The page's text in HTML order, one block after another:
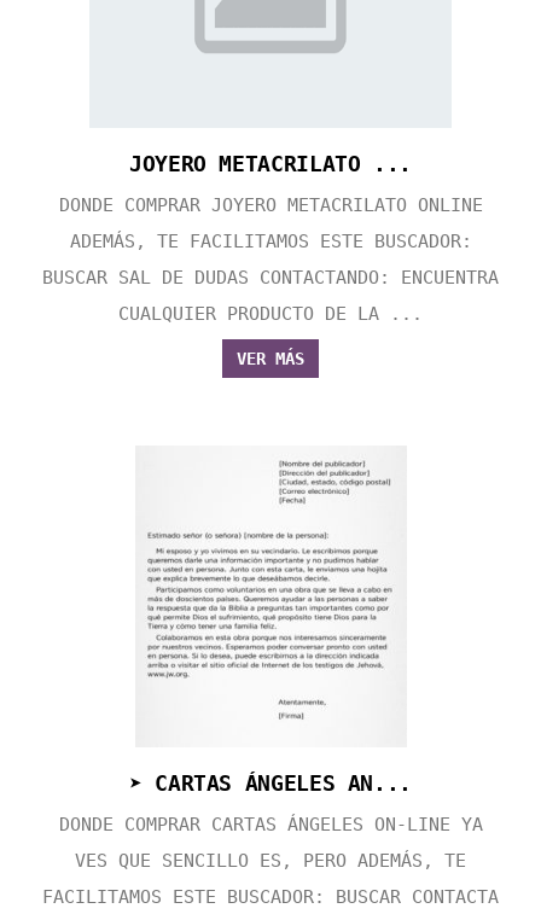
JOYERO METACRILATO ...
DONDE COMPRAR JOYERO METACRILATO ONLINE
ADEMÁS, TE FACILITAMOS ESTE BUSCADOR:
BUSCAR SAL DE DUDAS CONTACTANDO: ENCUENTRA
CUALQUIER PRODUCTO DE LA ...
VER MÁS
➤ CARTAS ÁNGELES AN...
DONDE COMPRAR CARTAS ÁNGELES ON-LINE YA
VES QUE SENCILLO ES, PERO ADEMÁS, TE
FACILITAMOS ESTE BUSCADOR: BUSCAR CONTACTA